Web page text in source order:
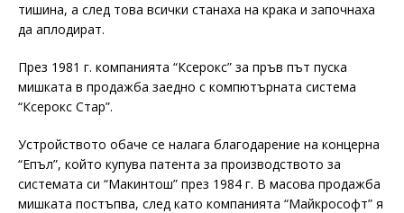
тишина, а след това всички станаха на крака и започнаха
да аплодират.
През 1981 г. компанията “Ксерокс” за пръв път пуска
мишката в продажба заедно с компютърната система
“Ксерокс Стар”.
Устройството обаче се налага благодарение на концерна
“Епъл”, който купува патента за производството за
системата си “Макинтош” през 1984 г. В масова продажба
мишката постъпва, след като компанията “Майкрософт” я